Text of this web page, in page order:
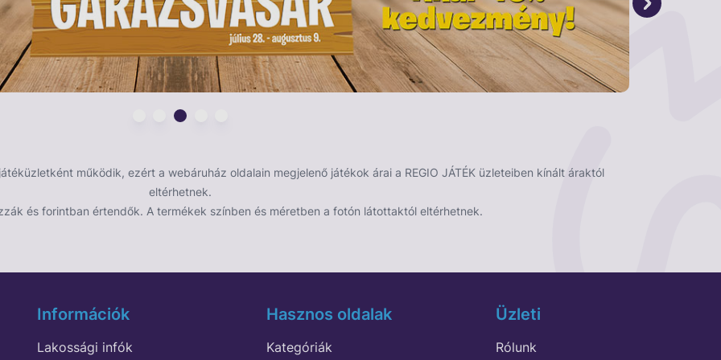
A Footballiser különleges focilabdája TRÜKKÖS,
ugyanakkor jól irányítható is, és némi gyakorlattal
Használd ki a támadók egyedi kialakítását, és
lévő labdafogó mélyedésbe!
játéküzletként működik, ezért a webáruház oldalain megjelenő játékok árai a REGIO JÁTÉK üzleteiben kínált áraktól
eltérhetnek.
és forintban értendők. A termékek színben és méretben a fotón látottaktól eltérhetnek.
Információk
Lakossági infók
Hasznos oldalak
Kategóriák
Üzleti
Rólunk